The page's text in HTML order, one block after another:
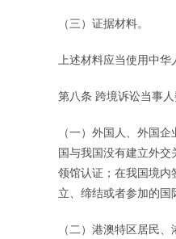
（三）证据材料。
上述材料应当使用中华
第八条 跨境诉讼当事
（一）外国人、外国
国与我国没有建立外
领馆认证；在我国境
立、缔结或者参加的国
（二）港澳特区居民